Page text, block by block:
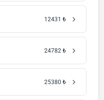
12431 ₺
24782 ₺
25380 ₺